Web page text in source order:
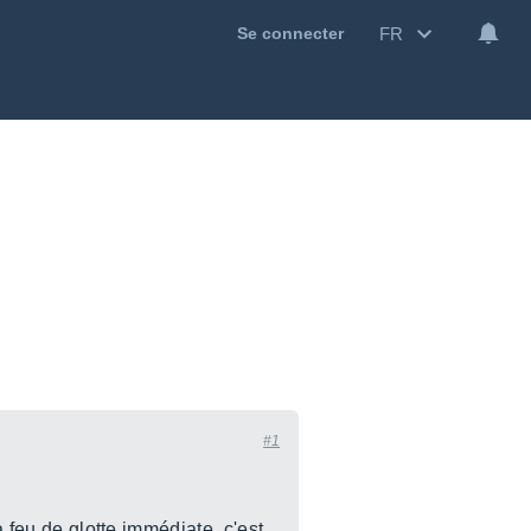
Se connecter FR
#1